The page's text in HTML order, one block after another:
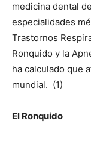
medicina dental
especialidades
Trastornos
Ronquido y la
ha calculado que
mundial. (1)
El Ronquido